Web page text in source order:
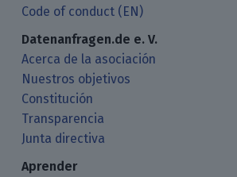
Code of conduct (EN)
Datenanfragen.de e. V.
Acerca de la asociación
Nuestros objetivos
Constitución
Transparencia
Junta directiva
Aprender